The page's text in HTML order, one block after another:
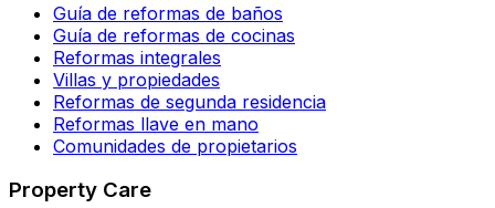
Guía de reformas de baños
Guía de reformas de cocinas
Reformas integrales
Villas y propiedades
Reformas de segunda residencia
Reformas llave en mano
Comunidades de propietarios
Property Care